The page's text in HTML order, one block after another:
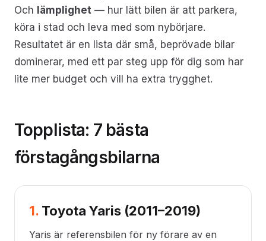
Och lämplighet — hur lätt bilen är att parkera,
köra i stad och leva med som nybörjare.
Resultatet är en lista där små, beprövade bilar
dominerar, med ett par steg upp för dig som har
lite mer budget och vill ha extra trygghet.
Topplista: 7 bästa
förstagångsbilarna
1. Toyota Yaris (2011–2019)
Yaris är referensbilen för ny förare av en